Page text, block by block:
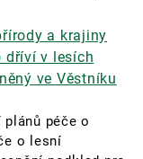
a krajiny
dříví v lesích
ve Věstníku
péče o
o lesní